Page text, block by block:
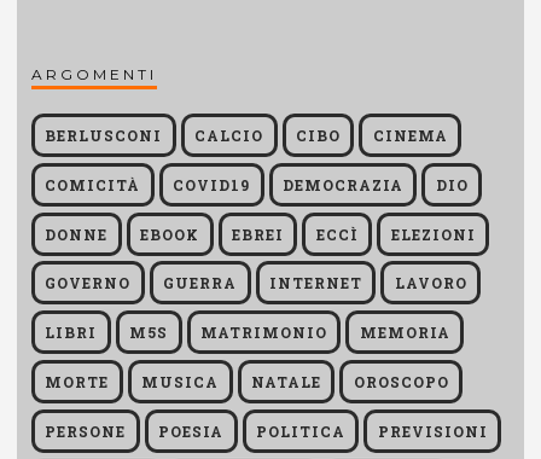
ARGOMENTI
BERLUSCONI CALCIO CIBO CINEMA
COMICITÀ COVID19 DEMOCRAZIA DIO
DONNE EBOOK EBREI ECCÌ ELEZIONI
GOVERNO GUERRA INTERNET LAVORO
LIBRI M5S MATRIMONIO MEMORIA
MORTE MUSICA NATALE OROSCOPO
PERSONE POESIA POLITICA PREVISIONI